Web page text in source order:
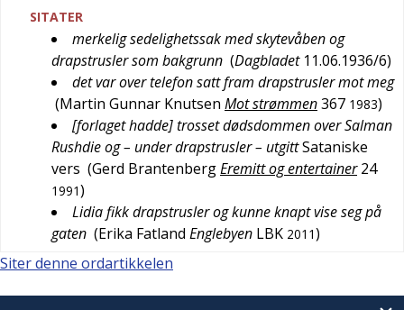
SITATER
merkelig sedelighetssak med skytevåben og
drapstrusler som bakgrunn (Dagbladet 11.06.1936/6)
det var over telefon satt fram drapstrusler mot meg
(Martin Gunnar Knutsen Mot strømmen367 1983)
[forlaget hadde] trosset dødsdommen over Salman
Rushdie og – under drapstrusler – utgittSataniske
vers (Gerd BrantenbergEremitt og entertainer 24
1991)
Lidia fikk drapstrusler og kunne knapt vise seg på
gaten (Erika Fatland Englebyen LBK 2011)
Siter denne ordartikkelen